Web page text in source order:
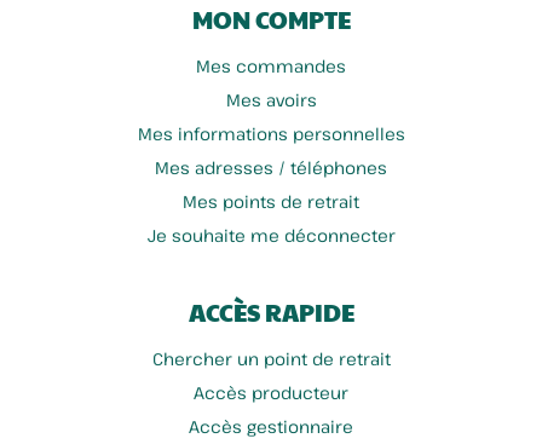
MON COMPTE
Mes commandes
Mes avoirs
Mes informations personnelles
Mes adresses / téléphones
Mes points de retrait
Je souhaite me déconnecter
ACCÈS RAPIDE
Chercher un point de retrait
Accès producteur
Accès gestionnaire